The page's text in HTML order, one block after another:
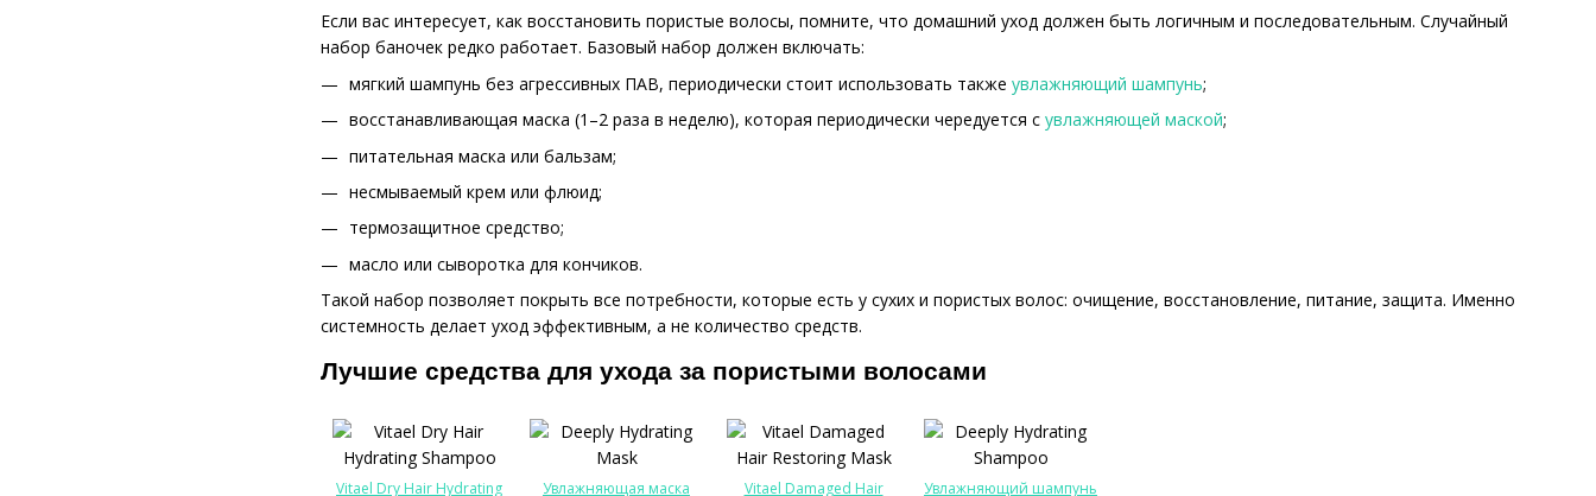
Если вас интересует, как восстановить пористые волосы, помните, что домашний уход должен быть логичным и последовательным. Случайный
набор баночек редко работает. Базовый набор должен включать:
мягкий шампунь без агрессивных ПАВ, периодически стоит использовать также увлажняющий шампунь;
восстанавливающая маска (1–2 раза в неделю), которая периодически чередуется с увлажняющей маской;
питательная маска или бальзам;
несмываемый крем или флюид;
термозащитное средство;
масло или сыворотка для кончиков.
Такой набор позволяет покрыть все потребности, которые есть у сухих и пористых волос: очищение, восстановление, питание, защита. Именно
системность делает уход эффективным, а не количество средств.
Лучшие средства для ухода за пористыми волосами
Vitael Dry Hair Hydrating
Увлажняющая маска
Vitael Damaged Hair
Увлажняющий шампунь